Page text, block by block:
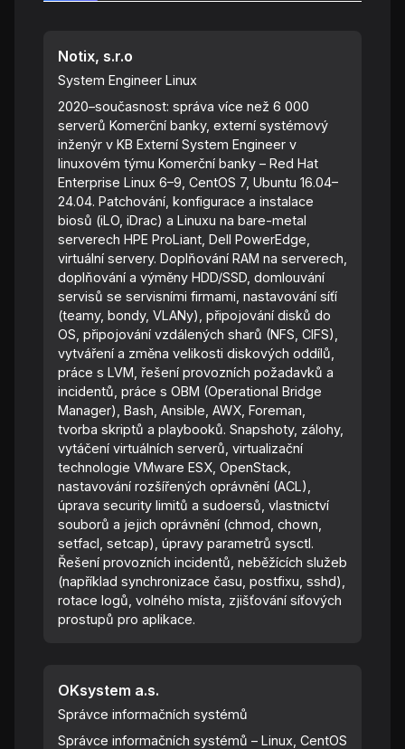
Notix, s.r.o
System Engineer Linux
2020–současnost: správa více než 6 000
serverů Komerční banky, externí systémový
inženýr v KB Externí System Engineer v
linuxovém týmu Komerční banky – Red Hat
Enterprise Linux 6–9, CentOS 7, Ubuntu 16.04–
24.04. Patchování, konfigurace a instalace
biosů (iLO, iDrac) a Linuxu na bare-metal
serverech HPE ProLiant, Dell PowerEdge,
virtuální servery. Doplňování RAM na serverech,
doplňování a výměny HDD/SSD, domlouvání
servisů se servisními firmami, nastavování síťí
(teamy, bondy, VLANy), připojování disků do
OS, připojování vzdálených sharů (NFS, CIFS),
vytváření a změna velikosti diskových oddílů,
práce s LVM, řešení provozních požadavků a
incidentů, práce s OBM (Operational Bridge
Manager), Bash, Ansible, AWX, Foreman,
tvorba skriptů a playbooků. Snapshoty, zálohy,
vytáčení virtuálních serverů, virtualizační
technologie VMware ESX, OpenStack,
nastavování rozšířených oprávnění (ACL),
úprava security limitů a sudoersů, vlastnictví
souborů a jejich oprávnění (chmod, chown,
setfacl, setcap), úpravy parametrů sysctl.
Řešení provozních incidentů, neběžících služeb
(například synchronizace času, postfixu, sshd),
rotace logů, volného místa, zjišťování síťových
prostupů pro aplikace.
OKsystem a.s.
Správce informačních systémů
Správce informačních systémů – Linux, CentOS